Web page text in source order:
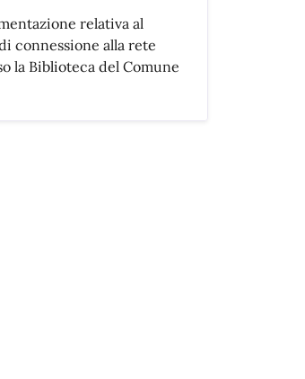
relativa al
connessione alla rete
la Biblioteca del Comune